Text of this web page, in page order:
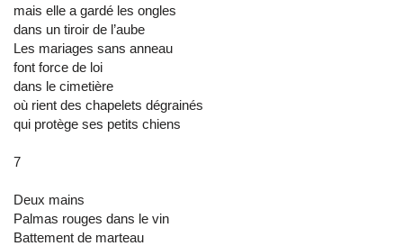
mais elle a gardé les ongles
dans un tiroir de l’aube
Les mariages sans anneau
font force de loi
dans le cimetière
où rient des chapelets dégrainés
qui protège ses petits chiens
7
Deux mains
Palmas rouges dans le vin
Battement de marteau